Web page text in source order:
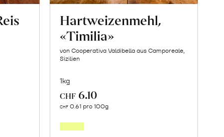
Hartweizenmehl,
«Timilia»
von Cooperativa Valdibella aus Camporeale,
Sizilien
1kg
CHF 6.10
CHF 0.61 pro 100g